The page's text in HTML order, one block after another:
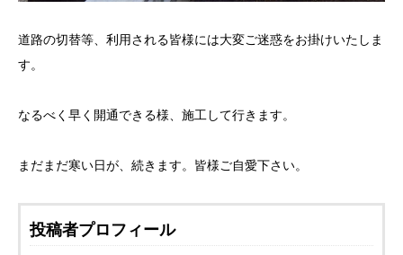
道路の切替等、利用される皆様には大変ご迷惑をお掛けいたしま
す。
なるべく早く開通できる様、施工して行きます。
まだまだ寒い日が、続きます。皆様ご自愛下さい。
投稿者プロフィール